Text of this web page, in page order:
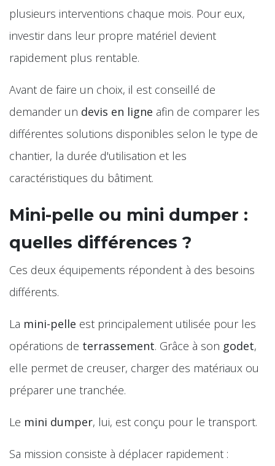
plusieurs interventions chaque mois. Pour eux,
investir dans leur propre matériel devient
rapidement plus rentable.
Avant de faire un choix, il est conseillé de
demander un devis en ligne afin de comparer les
différentes solutions disponibles selon le type de
chantier, la durée d'utilisation et les
caractéristiques du bâtiment.
Mini-pelle ou mini dumper :
quelles différences ?
Ces deux équipements répondent à des besoins
différents.
La mini-pelle est principalement utilisée pour les
opérations de terrassement. Grâce à son godet,
elle permet de creuser, charger des matériaux ou
préparer une tranchée.
Le mini dumper, lui, est conçu pour le transport.
Sa mission consiste à déplacer rapidement :